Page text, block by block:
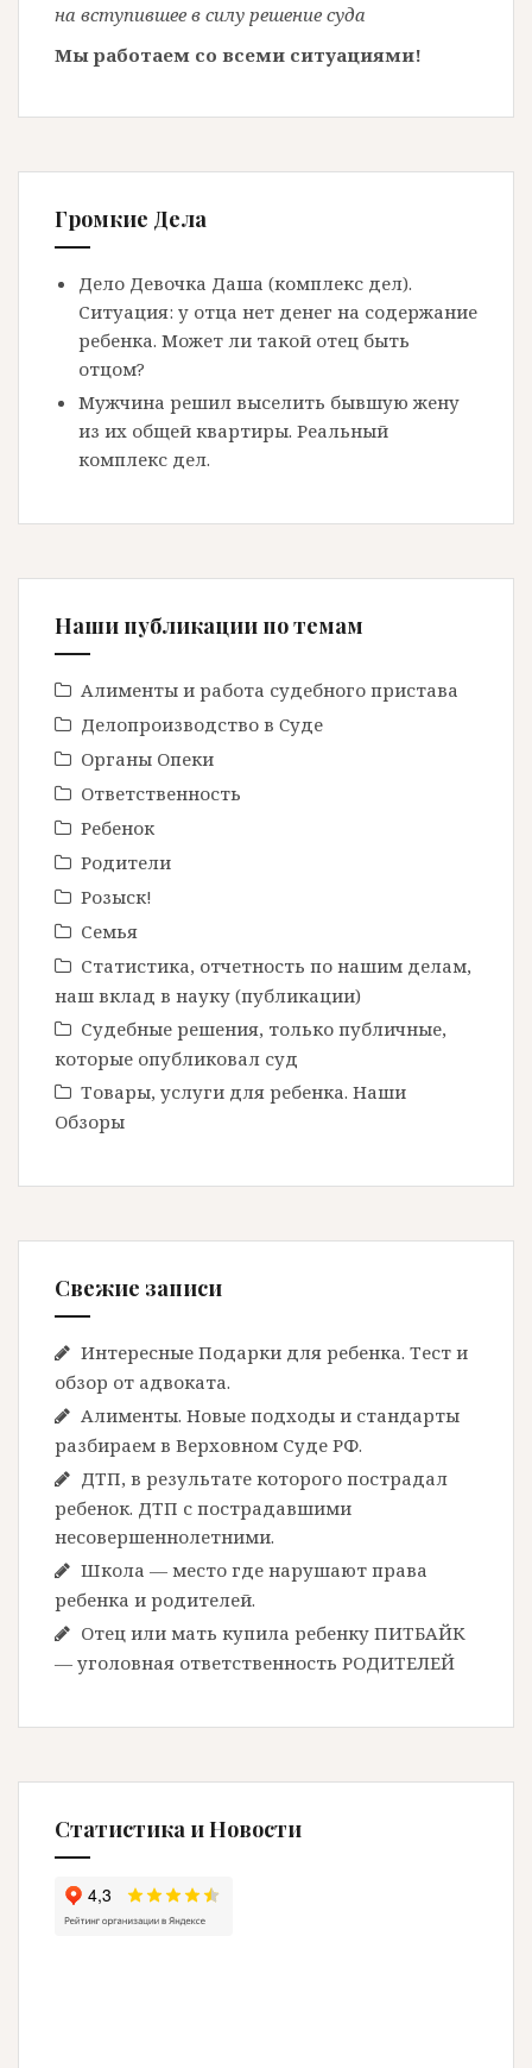
на вступившее в силу решение суда
Мы работаем со всеми ситуациями!
Громкие Дела
Дело Девочка Даша (комплекс дел).
Ситуация: у отца нет денег на содержание
ребенка. Может ли такой отец быть
отцом?
Мужчина решил выселить бывшую жену
из их общей квартиры. Реальный
комплекс дел.
Наши публикации по темам
Алименты и работа судебного пристава
Делопроизводство в Cуде
Органы Опеки
Ответственность
Ребенок
Родители
Розыск!
Семья
Статистика, отчетность по нашим делам,
наш вклад в науку (публикации)
Судебные решения, только публичные,
которые опубликовал суд
Товары, услуги для ребенка. Наши
Обзоры
Свежие записи
Интересные Подарки для ребенка. Тест и
обзор от адвоката.
Алименты. Новые подходы и стандарты
разбираем в Верховном Суде РФ.
ДТП, в результате которого пострадал
ребенок. ДТП с пострадавшими
несовершеннолетними.
Школа — место где нарушают права
ребенка и родителей.
Отец или мать купила ребенку ПИТБАЙК
— уголовная ответственность РОДИТЕЛЕЙ
Статистика и Новости